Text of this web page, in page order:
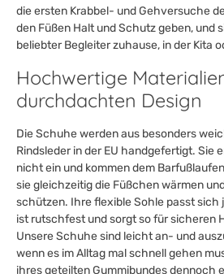
die ersten Krabbel- und Gehversuche
den Füßen Halt und Schutz geben, und
beliebter Begleiter zuhause, in der Kita
Hochwertige
durchdachten Design
Die Schuhe werden aus besonders
Rindsleder in der EU handgefertigt. Sie
nicht ein und kommen dem
sie gleichzeitig die Füßchen wärmen
schützen. Ihre flexible Sohle passt sich
ist rutschfest und sorgt so für sicheren
Unsere Schuhe sind leicht an- und
wenn es im Alltag mal schnell gehen
ihres geteilten Gummibundes dennoch